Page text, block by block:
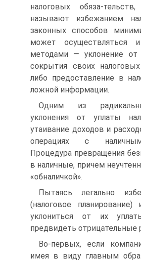
налоговых обяза-
называют избежанием
законных способов
может осуществляться
методами — уклонение от
сокрытия своих налоговых
либо предоставление в
ложной информации.
Одним из
уклонения от уплаты
утаивание доходов и
операциях с
Процедура превращения
в наличные, причем
«обналичкой».
Пытаясь легально
(налоговое планирование)
уклониться от их
предвидеть отрицательные
Во-первых, если
имея в виду главным